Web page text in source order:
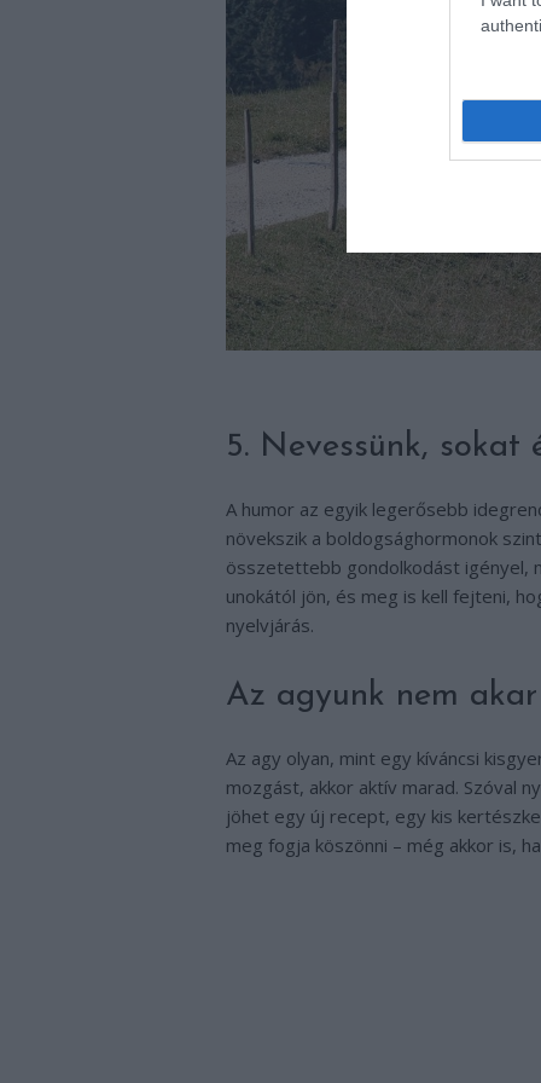
5. Nevessünk, sokat
A humor az egyik legerősebb
növekszik a boldogsághormonok
összetettebb gondolkodást igényel,
unokától jön, és meg is kell fejteni,
nyelvjárás.
Az agyunk nem
Az agy olyan, mint egy kíváncsi
mozgást, akkor aktív marad. Szóval
jöhet egy új recept, egy kis
meg fogja köszönni – még akkor is,